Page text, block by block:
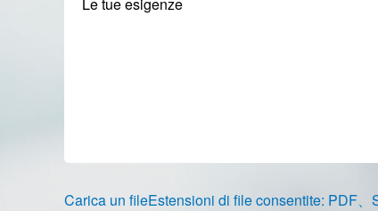
Carica un fileEstensioni di file consentite: PDF